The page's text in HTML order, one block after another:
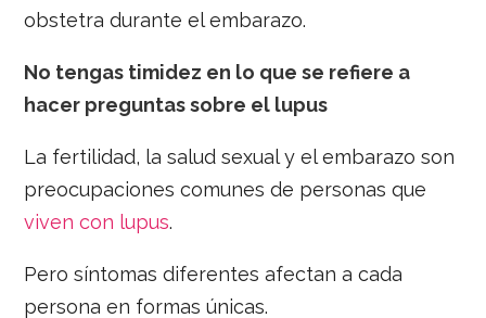
obstetra durante el embarazo.
No tengas timidez en lo que se refiere a
hacer preguntas sobre el lupus
La fertilidad, la salud sexual y el embarazo son
preocupaciones comunes de personas que
viven con lupus.
Pero síntomas diferentes afectan a cada
persona en formas únicas.